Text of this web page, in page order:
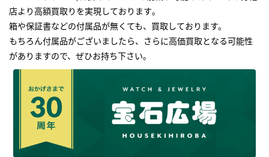
店より高額買取りを実現しております｡
箱や保証書などの付属品が無くても、買取しております。
もちろん付属品がございましたら、さらに高価買取となる可能性
がありますので、ぜひお持ち下さい｡